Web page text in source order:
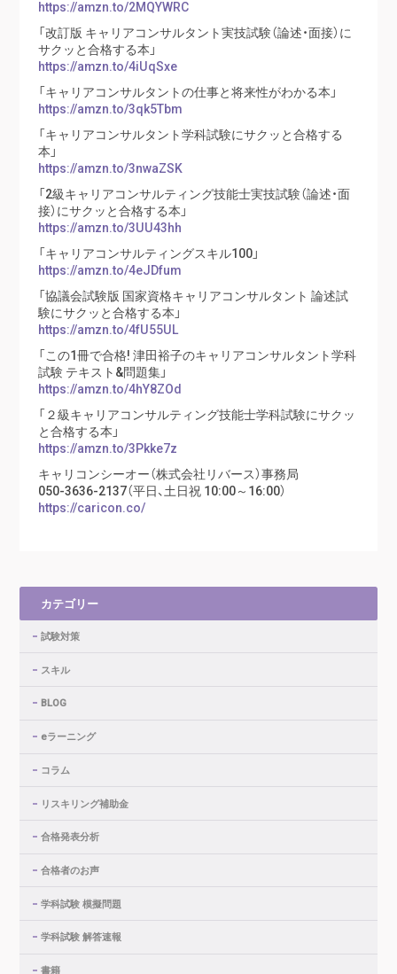
https://amzn.to/2MQYWRC
「改訂版 キャリアコンサルタント実技試験（論述・面接）に
サクッと合格する本」
https://amzn.to/4iUqSxe
「キャリアコンサルタントの仕事と将来性がわかる本」
https://amzn.to/3qk5Tbm
「キャリアコンサルタント学科試験にサクッと合格する
本」
https://amzn.to/3nwaZSK
「2級キャリアコンサルティング技能士実技試験（論述・面
接）にサクッと合格する本」
https://amzn.to/3UU43hh
「キャリアコンサルティングスキル100」
https://amzn.to/4eJDfum
「協議会試験版 国家資格キャリアコンサルタント 論述試
験にサクッと合格する本」
https://amzn.to/4fU55UL
「この1冊で合格! 津田裕子のキャリアコンサルタント学科
試験 テキスト&問題集」
https://amzn.to/4hY8ZOd
「２級キャリアコンサルティング技能士学科試験にサクッ
と合格する本」
https://amzn.to/3Pkke7z
キャリコンシーオー（株式会社リバース）事務局
050-3636-2137（平日、土日祝 10:00～16:00）
https://caricon.co/
カテゴリー
試験対策
スキル
BLOG
eラーニング
コラム
リスキリング補助金
合格発表分析
合格者のお声
学科試験 模擬問題
学科試験 解答速報
書籍